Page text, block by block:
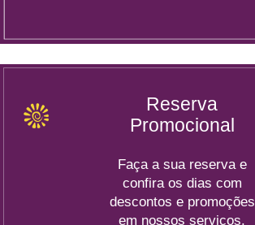
Reserva
Promocional
Faça a sua reserva e
confira os dias com
descontos e promoções
em nossos serviços.